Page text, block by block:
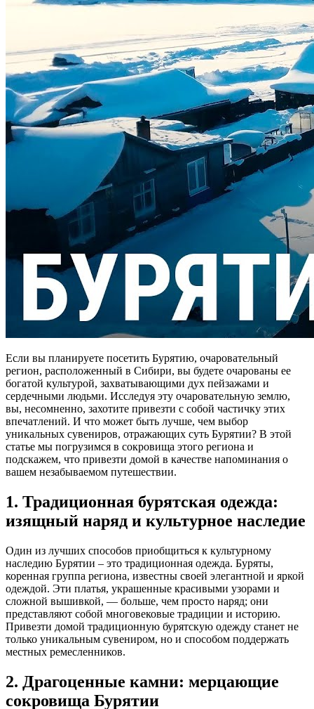
Если вы планируете посетить Бурятию, очаровательный
регион, расположенный в Сибири, вы будете очарованы ее
богатой культурой, захватывающими дух пейзажами и
сердечными людьми. Исследуя эту очаровательную землю,
вы, несомненно, захотите привезти с собой частичку этих
впечатлений. И что может быть лучше, чем выбор
уникальных сувениров, отражающих суть Бурятии? В этой
статье мы погрузимся в сокровища этого региона и
подскажем, что привезти домой в качестве напоминания о
вашем незабываемом путешествии.
1. Традиционная бурятская одежда:
изящный наряд и культурное наследие
Один из лучших способов приобщиться к культурному
наследию Бурятии – это традиционная одежда. Буряты,
коренная группа региона, известны своей элегантной и яркой
одеждой. Эти платья, украшенные красивыми узорами и
сложной вышивкой, — больше, чем просто наряд; они
представляют собой многовековые традиции и историю.
Привезти домой традиционную бурятскую одежду станет не
только уникальным сувениром, но и способом поддержать
местных ремесленников.
2. Драгоценные камни: мерцающие
сокровища Бурятии